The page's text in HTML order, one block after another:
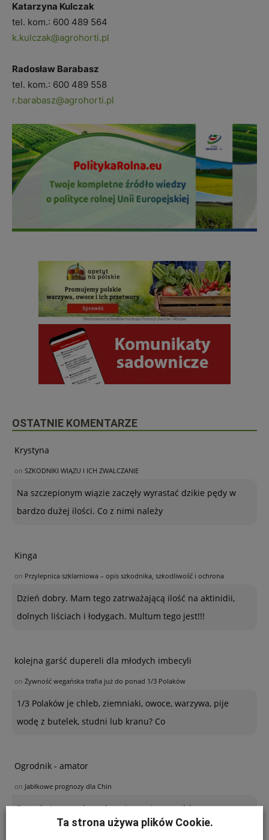
Katarzyna Kulczak
tel. kom.: 600 489 564
k.kulczak@agrohorti.pl
Radosław Barabasz
tel. kom.: 600 489 558
r.barabasz@agrohorti.pl
OSTATNIE KOMENTARZE
Krystyna
on SZKODNIKI WIĄZU I ICH ZWALCZANIE
Na szczepionym wiązie zaczęły wyrastać dzikie pędy w
bardzo dużej ilości. Co z nimi należy
Kinga
on Przylepnica szklarniowa – opis szkodnika, szkodliwość i ochrona
Dzień dobry. Mam tego zatrważającą ilość na aktinidii,
dolnych liściach i łodygach. Multum tego jest!!!
kolejna garść dupereli dla młodych imbecyli
on Żywność wegańska trafia już do ponad 1/3 Polaków
1/3 Polaków je chleb, ziemniaki, owoce, warzywa, pije
wodę z butelek, studni lub kranu? Co
Ogrodnik - amator
on Jabłkowe prognozy dla Chin
Poszukuję sposobu zabezpieczenia sznurków
polipropylenowych używanych w ubiegłym roku do
Ta strona używa plików Cookie.